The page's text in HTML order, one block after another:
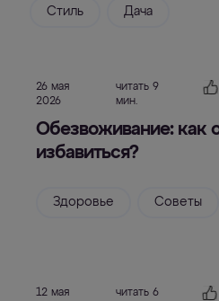
Стиль Дача
26 мая
2026
читать 9
мин.
Обезвоживание: как
избавиться?
Здоровье Советы
12 мая
читать 6